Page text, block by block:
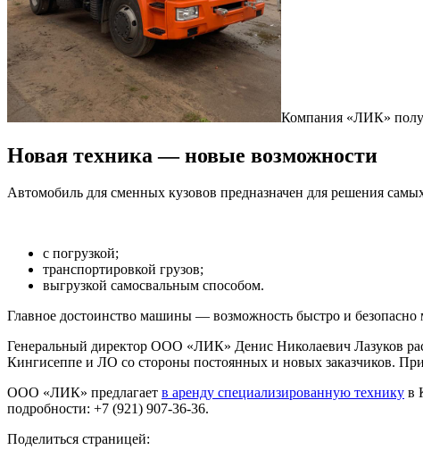
Компания «ЛИК»
Новая техника — новые возможности
Автомобиль для сменных кузовов предназначен для решения
с погрузкой;
транспортировкой грузов;
выгрузкой самосвальным способом.
Главное достоинство машины — возможность быстро и
Генеральный директор ООО «ЛИК» Денис Николаевич Лазуков
Кингисеппе и ЛО со стороны постоянных и новых заказчиков.
ООО «ЛИК» предлагает в аренду специализированную технику в
подробности: +7 (921) 907-36-36.
Поделиться страницей: